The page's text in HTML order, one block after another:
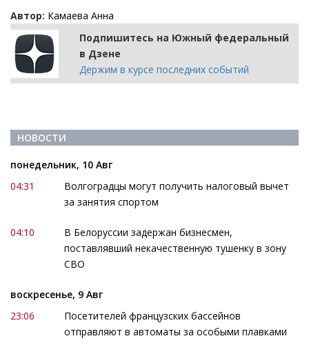
Автор: Камаева Анна
Подпишитесь на Южный федеральный
в Дзене
Держим в курсе последних событий
НОВОСТИ
понедельник, 10 Авг
04:31
Волгоградцы могут получить налоговый вычет
за занятия спортом
04:10
В Белоруссии задержан бизнесмен,
поставлявший некачественную тушенку в зону
СВО
воскресенье, 9 Авг
23:06
Посетителей французских бассейнов
отправляют в автоматы за особыми плавками